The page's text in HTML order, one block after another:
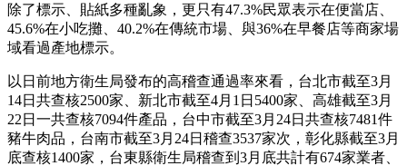
除了標示、貼紙多種亂象，更只有47.3%民眾表示在便當店、
45.6%在小吃攤、40.2%在傳統市場、與36%在早餐店等商家場
域看過產地標示。
以日前地方衛生局發布的高稽查通過率來看，台北市截至3月
14日共查核2500家、新北市截至4月1日5400家、高雄截至3月
22日一共查核7094件產品，台中市截至3月24日共查核7481件
豬牛肉品，台南市截至3月24日稽查3537家次，彰化縣截至3月
底查核1400家，台東縣衛生局稽查到3月底共計有674家業者、